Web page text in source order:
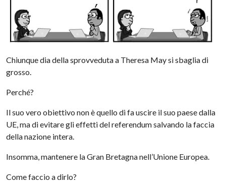
Chiunque dia della sprovveduta a Theresa May si sbaglia di
grosso.
Perché?
Il suo vero obiettivo non è quello di fa uscire il suo paese dalla
UE, ma di evitare gli effetti del referendum salvando la faccia
della nazione intera.
Insomma, mantenere la Gran Bretagna nell’Unione Europea.
Come faccio a dirlo?